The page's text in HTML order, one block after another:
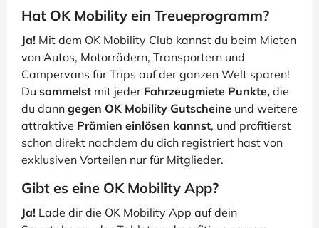
Hat OK Mobility ein Treueprogramm?
Ja! Mit dem OK Mobility Club kannst du beim Mieten
von Autos, Motorrädern, Transportern und
Campervans für Trips auf der ganzen Welt sparen!
Du sammelst mit jeder Fahrzeugmiete Punkte, die
du dann gegen OK Mobility Gutscheine und weitere
attraktive Prämien einlösen kannst, und profitierst
schon direkt nachdem du dich registriert hast von
exklusiven Vorteilen nur für Mitglieder.
Gibt es eine OK Mobility App?
Ja! Lade dir die OK Mobility App auf dein